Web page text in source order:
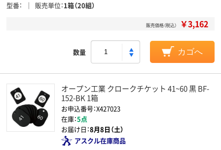
型番 販売単位 1箱（20組）
販売価格（税込） ￥3,162
数量 カゴへ
オープン工業 クロークチケット 41~60 黒 BF-
152-BK 1箱
お申込番号：X427023
在庫：5点
お届け日：8月8日（土）
アスクル在庫商品